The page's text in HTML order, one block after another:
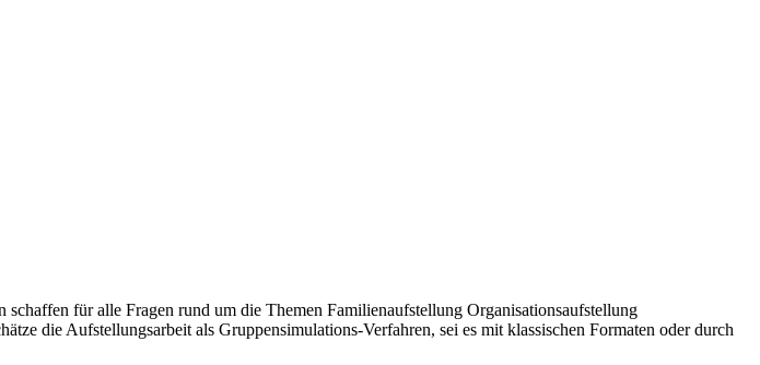
für alle Fragen rund um die Themen Familienaufstellung Organisationsaufstellung
die Aufstellungsarbeit als Gruppensimulations-Verfahren, sei es mit klassischen Formaten oder durch